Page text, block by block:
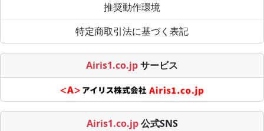
推奨動作環境
特定商取引法に基づく表記
Airis1.co.jpサービス
Airis1.co.jp 公式SNS